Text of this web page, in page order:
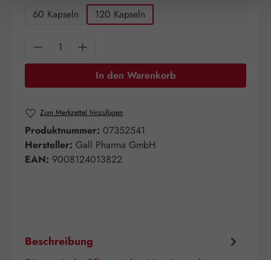
60 Kapseln 120 Kapseln
Produkt Anzahl: Gib den gewünschten
In den Warenkorb
Zum Merkzettel hinzufügen
Produktnummer: 07352541
Hersteller: Gall Pharma GmbH
EAN: 9008124013822
Beschreibung